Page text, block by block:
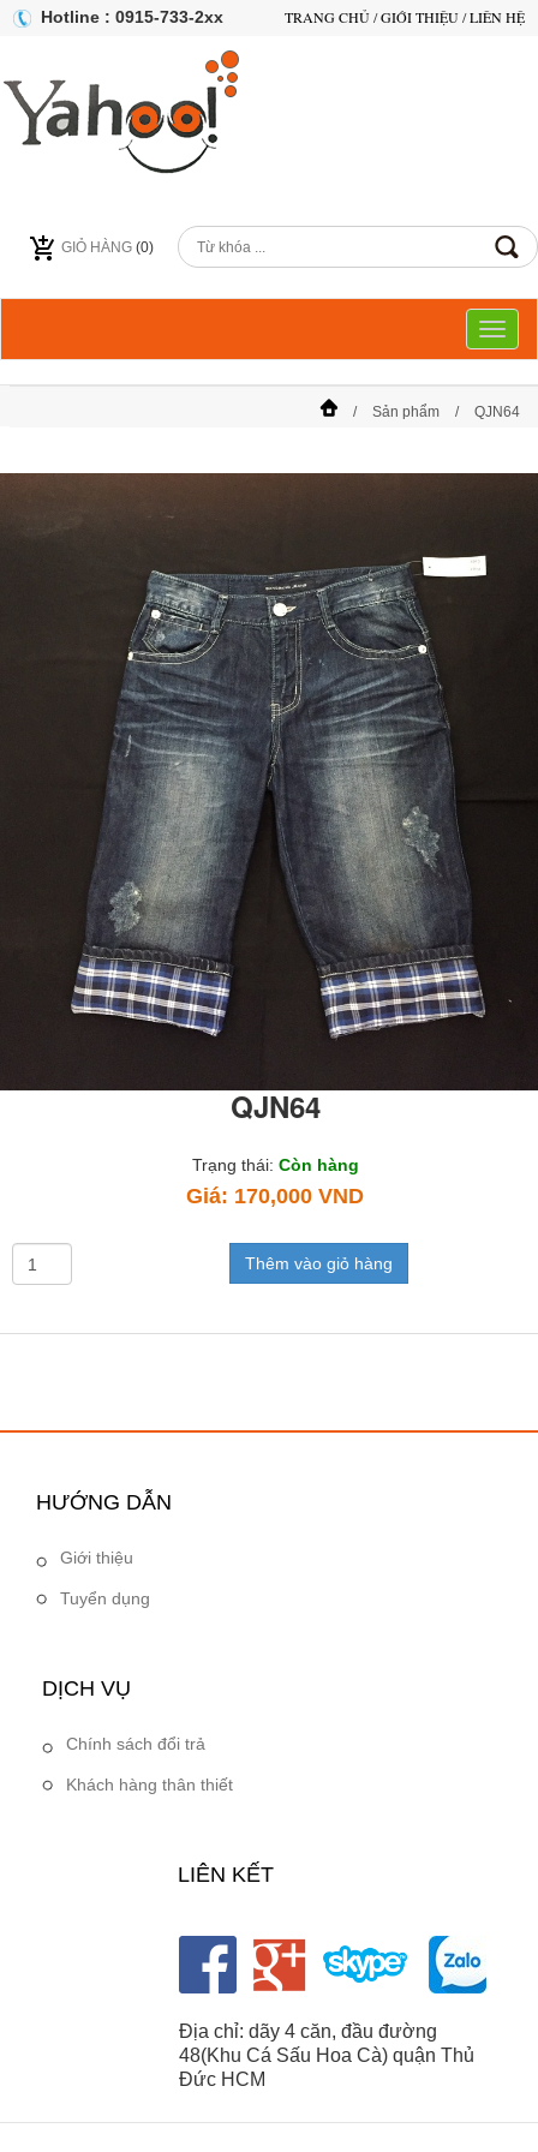
Hotline : 0915-733-2xx TRANG CHỦ/GIỚI THIỆU/LIÊN HỆ
GIỎ HÀNG (0)
Sản phẩm QJN64
QJN64
Trạng thái: Còn hàng
Giá: 170,000 VND
Thêm vào giỏ hàng
HƯỚNG DẪN
Giới thiệu
Tuyển dụng
DỊCH VỤ
Chính sách đổi trả
Khách hàng thân thiết
LIÊN KẾT
Địa chỉ: dãy 4 căn, đầu đường
48(Khu Cá Sấu Hoa Cà) quận Thủ
Đức HCM